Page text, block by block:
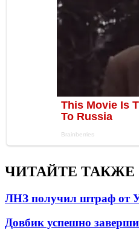
ЧИТАЙТЕ ТАКЖЕ
ЛНЗ получил штраф от
Довбик успешно